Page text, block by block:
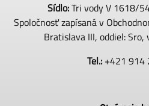
Sídlo:Tri vody V 1618/
Spoločnosť zapísaná v
Bratislava III, oddiel:
Tel.: +421 914